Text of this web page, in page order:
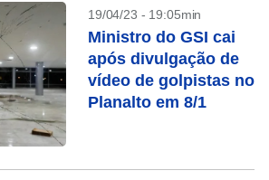
19/04/23 - 19:05min
Ministro do GSI cai
após divulgação de
vídeo de golpistas no
Planalto em 8/1